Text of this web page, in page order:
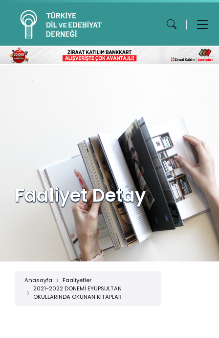
Faaliyet Detay
Anasayfa
Faaliyetler
2021-2022 DÖNEMİ EYÜPSULTAN
OKULLARINDA OKUNAN KİTAPLAR